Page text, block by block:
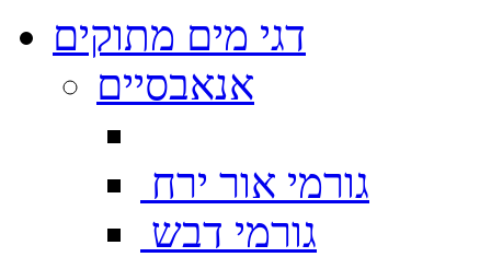
דגי מים מתוקים
אנאבסיים
גורמי אור ירח
גורמי דבש